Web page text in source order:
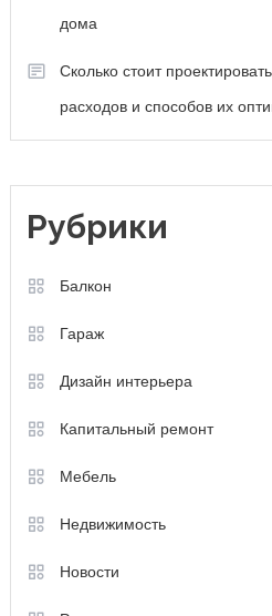
дома
Сколько стоит
расходов и способов их
Рубрики
Балкон
Гараж
Дизайн интерьера
Капитальный ремонт
Мебель
Недвижимость
Новости